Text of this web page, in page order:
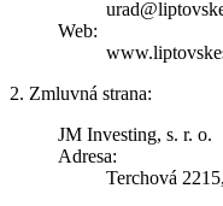
Web:
2. Zmluvná strana:
JM Investing, s. r. o.
Adresa:
Terchová